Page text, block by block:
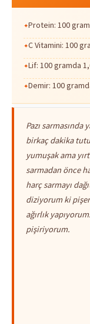
Protein: 100
C Vitamini: 100
Lif: 100 gramda
Demir: 100
Pazı
birkaç dakika
yumuşak ama
sarmadan önce
harç sarmayı
diziyorum ki
ağırlık
pişiriyorum.